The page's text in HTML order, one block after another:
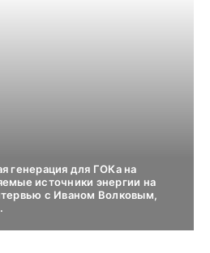
генерация для ГОКа на
источники энергии на
с Иваном Волковым,